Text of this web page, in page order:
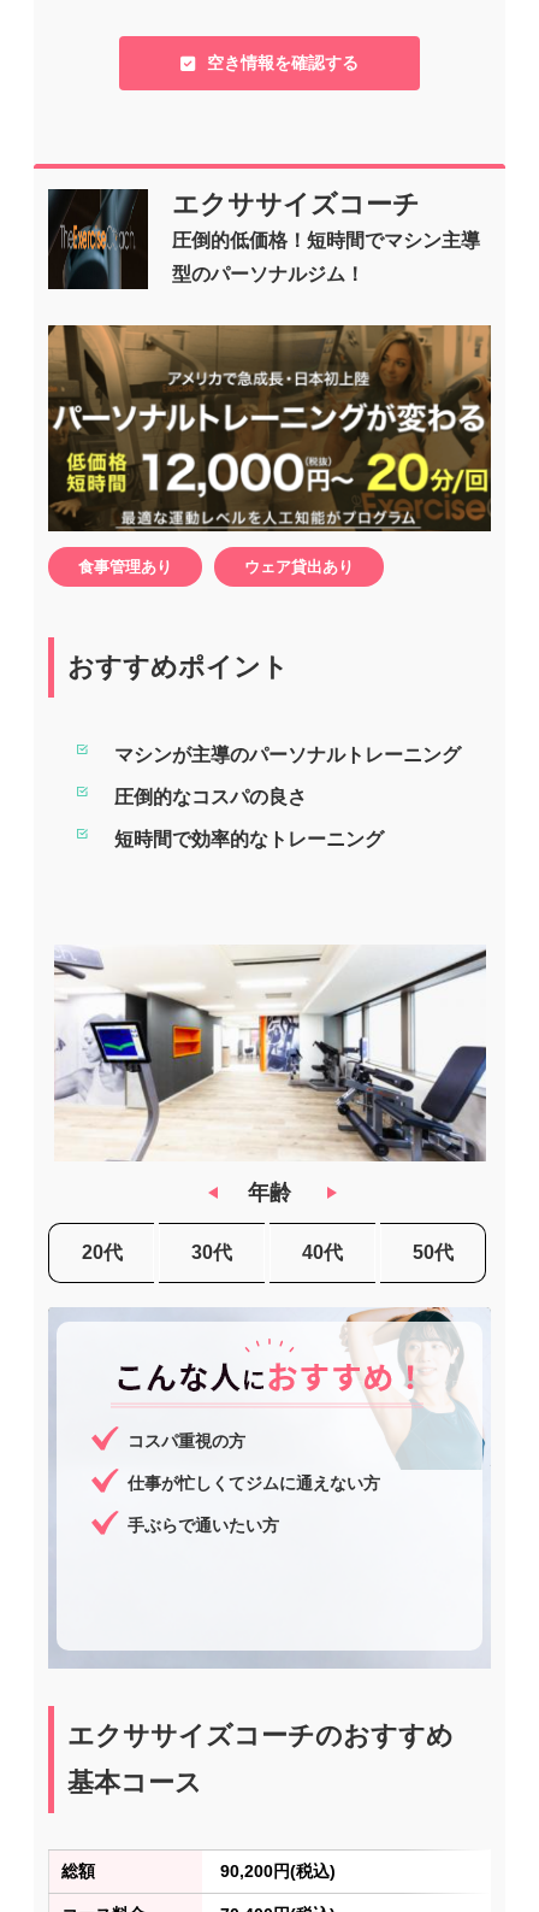
空き情報を確認する
エクササイズコーチ
圧倒的低価格！短時間でマシン主導
型のパーソナルジム！
食事管理あり ウェア貸出あり
おすすめポイント
マシンが主導のパーソナルトレーニング
圧倒的なコスパの良さ
短時間で効率的なトレーニング
年齢
20代 30代 40代 50代
コスパ重視の方
仕事が忙しくてジムに通えない方
手ぶらで通いたい方
エクササイズコーチのおすすめ
基本コース
総額 90,200円(税込)